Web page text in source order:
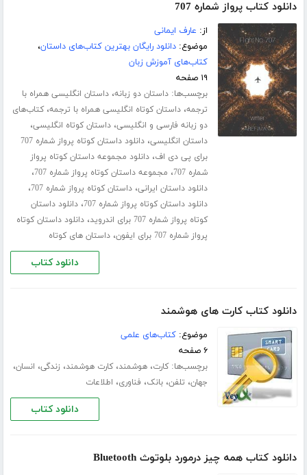
دانلود کتاب پرواز شماره 707
از: عارف ایمانی
موضوع:دانلود رایگان بهترین کتاب‌های داستان،
کتاب‌های آموزش زبان
۱۹ صفحه
برچسب‌ها:داستان دو زبانه،داستان انگلیسی همراه با
ترجمه،داستان کوتاه انگلیسی همراه با ترجمه،کتاب‌های
دو زبانه فارسی و انگلیسی،داستان کوتاه انگلیسی،
داستان انگلیسی،
دانلود داستان کوتاه پرواز شماره 707
برای پی دی اف،دانلود مجموعه داستان کوتاه پرواز
شماره 707
، مجموعه داستان کوتاه پرواز شماره 707 ،
دانلود داستان ایرانی،داستان کوتاه پرواز شماره 707 ،
دانلود داستان کوتاه پرواز شماره 707 ،دانلود داستان
کوتاه پرواز شماره 707 برای اندروید
،دانلود داستان کوتاه
پرواز شماره 707 برای ایفون
،داستان های کوتاه
دانلود کتاب
دانلود کتاب کارت های هوشمند
موضوع:کتاب‌های علمی
۶ صفحه
برچسب‌ها:کارت،هوشمند،کارت هوشمند، زندگی، انسان،
جهان، تلفن،بانک، فناوری، اطلاعات
دانلود کتاب
دانلود کتاب همه چیز درمورد بلوتوث Bluetooth